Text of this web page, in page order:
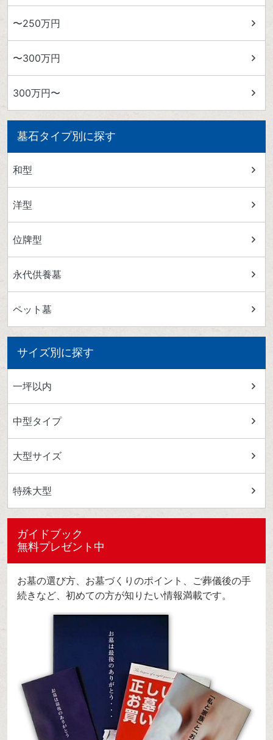
〜250万円
〜300万円
300万円〜
墓石タイプ別に探す
和型
洋型
位牌型
永代供養墓
ペット墓
サイズ別に探す
一坪以内
中型タイプ
大型サイズ
特殊大型
ガイドブック
無料プレゼント中
お墓の選び方、お墓づくりのポイント、ご葬儀後の手
続きなど、初めての方が知りたい情報満載です。